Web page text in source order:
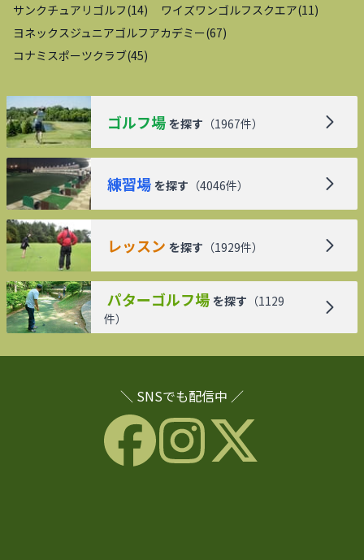
サンクチュアリゴルフ(14) ワイズワンゴルフスクエア(11 )
ヨネックスジュニアゴルフアカデミー(67)
コナミスポーツクラブ(45)
ゴルフ場 を探す （1967件）
練習場 を探す （4046件）
レッスン を探す （1929件）
パターゴルフ場 を探す （1129
件）
＼ SNSでも配信中 ／